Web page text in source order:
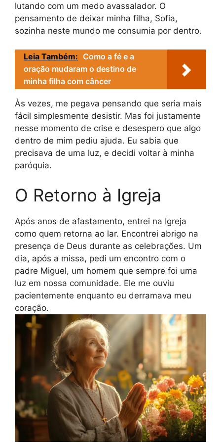
lutando com um medo avassalador. O
pensamento de deixar minha filha, Sofia,
sozinha neste mundo me consumia por dentro.
Leia Também: Como a fé e a
oração mudaram o destino de
minha filha com câncer
Às vezes, me pegava pensando que seria mais
fácil simplesmente desistir. Mas foi justamente
nesse momento de crise e desespero que algo
dentro de mim pediu ajuda. Eu sabia que
precisava de uma luz, e decidi voltar à minha
paróquia.
O Retorno à Igreja
Após anos de afastamento, entrei na Igreja
como quem retorna ao lar. Encontrei abrigo na
presença de Deus durante as celebrações. Um
dia, após a missa, pedi um encontro com o
padre Miguel, um homem que sempre foi uma
luz em nossa comunidade. Ele me ouviu
pacientemente enquanto eu derramava meu
coração.